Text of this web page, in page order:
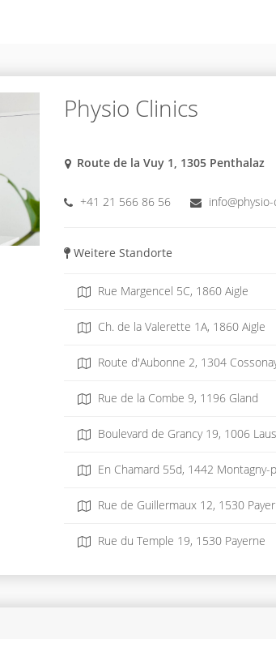
Physio Clinics
Route de la Vuy 1, 1305 Penthalaz
+41 21 566 86 56
Weitere Standorte
Rue Margencel 5C, 1860 Aigle
Ch. de la Valerette 1A, 1860 Aigle
Route d'Aubonne 2, 1304
Rue de la Combe 9, 1196 Gland
Boulevard de Grancy 19, 1006
En Chamard 55d, 1442 Montagny-
Rue de Guillermaux 12, 1530
Rue du Temple 19, 1530 Payerne